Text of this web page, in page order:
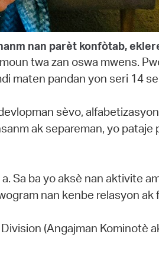
nan parèt konfòtab,
twa zan oswa mwens.
maten pandan yon seri 14
sèvo,
ak separeman, yo pataje
Sa ba yo aksè nan aktivite
nan kenbe relasyon ak
(Angajman Kominotè